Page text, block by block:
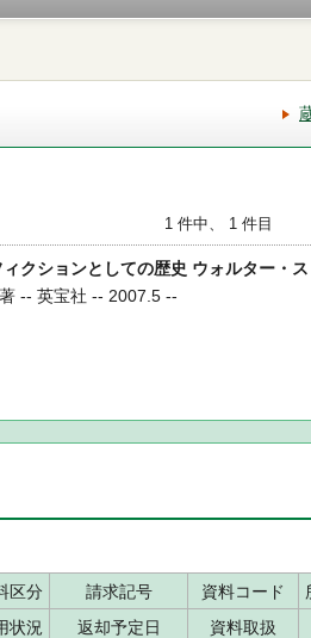
1 件中、 1 件目
クションとしての歴史 ウォルター・
-- 英宝社 -- 2007.5 --
区分 請求記号 資料コード
状況 返却予定日
資料取扱